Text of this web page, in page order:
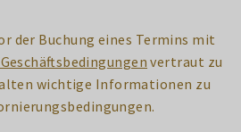
der Buchung eines Termins mit
vertraut zu
wichtige Informationen zu